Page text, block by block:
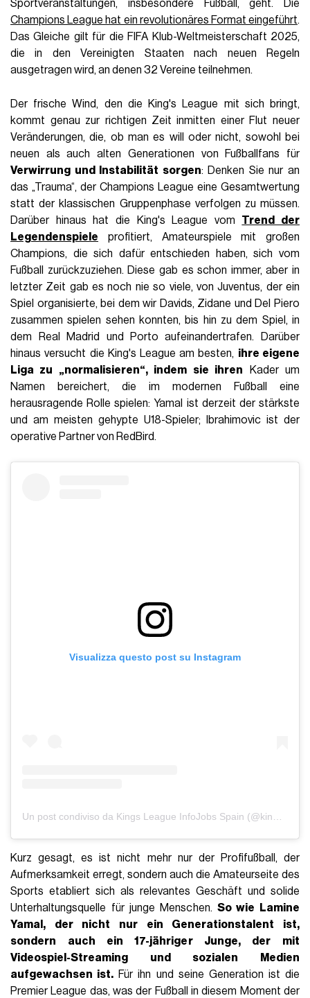
Sportveranstaltungen, insbesondere Fußball, geht. Die
Champions League hat ein revolutionäres Format eingeführt.
Das Gleiche gilt für die FIFA Klub-Weltmeisterschaft 2025,
die in den Vereinigten Staaten nach neuen Regeln
ausgetragen wird, an denen 32 Vereine teilnehmen.
Der frische Wind, den die King's League mit sich bringt,
kommt genau zur richtigen Zeit inmitten einer Flut neuer
Veränderungen, die, ob man es will oder nicht, sowohl bei
neuen als auch alten Generationen von Fußballfans für
Verwirrung und Instabilität sorgen: Denken Sie nur an
das „Trauma“, der Champions League eine Gesamtwertung
statt der klassischen Gruppenphase verfolgen zu müssen.
Darüber hinaus hat die King's League vom Trend der
Legendenspiele profitiert, Amateurspiele mit großen
Champions, die sich dafür entschieden haben, sich vom
Fußball zurückzuziehen. Diese gab es schon immer, aber in
letzter Zeit gab es noch nie so viele, von Juventus, der ein
Spiel organisierte, bei dem wir Davids, Zidane und Del Piero
zusammen spielen sehen konnten, bis hin zu dem Spiel, in
dem Real Madrid und Porto aufeinandertrafen. Darüber
hinaus versucht die King's League am besten, ihre eigene
Liga zu „normalisieren“, indem sie ihren Kader um
Namen bereichert, die im modernen Fußball eine
herausragende Rolle spielen: Yamal ist derzeit der stärkste
und am meisten gehypte U18-Spieler; Ibrahimovic ist der
operative Partner von RedBird.
Visualizza questo post su Instagram
Un post condiviso da Kings League InfoJobs Spain (@kingsleague)
Kurz gesagt, es ist nicht mehr nur der Profifußball, der
Aufmerksamkeit erregt, sondern auch die Amateurseite des
Sports etabliert sich als relevantes Geschäft und solide
Unterhaltungsquelle für junge Menschen. So wie Lamine
Yamal, der nicht nur ein Generationstalent ist,
sondern auch ein 17-jähriger Junge, der mit
Videospiel-Streaming und sozialen Medien
aufgewachsen ist. Für ihn und seine Generation ist die
Premier League das, was der Fußball in diesem Moment der